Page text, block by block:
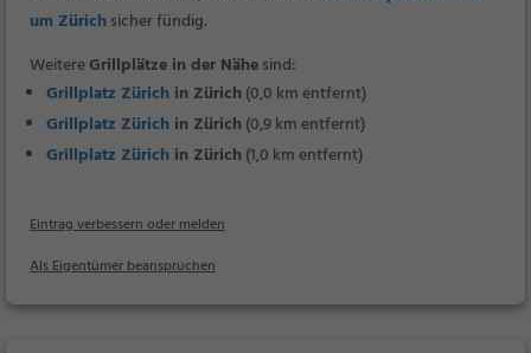
um Zürichsicher fündig.
WeitereGrillplätze in der Nähesind:
Grillplatz Zürich in Zürich (0,0 km entfernt)
Grillplatz Zürich in Zürich (0,9 km entfernt)
Grillplatz Zürich in Zürich (1,0 km entfernt)
Eintrag verbessern oder melden
Als Eigentümer beanspruchen